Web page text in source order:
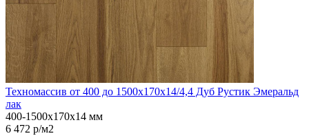
Техномассив от 400 до 1500х170х14/4,4 Дуб Рустик Эмеральд
лак
400-1500х170х14 мм
6 472 р/м2